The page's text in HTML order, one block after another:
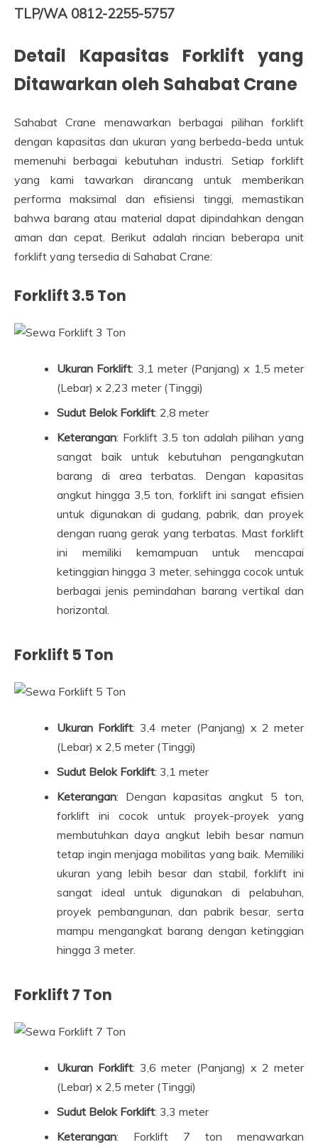
TLP/WA 0812-2255-5757
Detail Kapasitas Forklift yang
Ditawarkan oleh Sahabat Crane
Sahabat Crane menawarkan berbagai pilihan forklift
dengan kapasitas dan ukuran yang berbeda-beda untuk
memenuhi berbagai kebutuhan industri. Setiap forklift
yang kami tawarkan dirancang untuk memberikan
performa maksimal dan efisiensi tinggi, memastikan
bahwa barang atau material dapat dipindahkan dengan
aman dan cepat. Berikut adalah rincian beberapa unit
forklift yang tersedia di Sahabat Crane:
Forklift 3.5 Ton
Ukuran Forklift: 3,1 meter (Panjang) x 1,5 meter
(Lebar) x 2,23 meter (Tinggi)
Sudut Belok Forklift: 2,8 meter
Keterangan: Forklift 3.5 ton adalah pilihan yang
sangat baik untuk kebutuhan pengangkutan
barang di area terbatas. Dengan kapasitas
angkut hingga 3,5 ton, forklift ini sangat efisien
untuk digunakan di gudang, pabrik, dan proyek
dengan ruang gerak yang terbatas. Mast forklift
ini memiliki kemampuan untuk mencapai
ketinggian hingga 3 meter, sehingga cocok untuk
berbagai jenis pemindahan barang vertikal dan
horizontal.
Forklift 5 Ton
Ukuran Forklift: 3,4 meter (Panjang) x 2 meter
(Lebar) x 2,5 meter (Tinggi)
Sudut Belok Forklift: 3,1 meter
Keterangan: Dengan kapasitas angkut 5 ton,
forklift ini cocok untuk proyek-proyek yang
membutuhkan daya angkut lebih besar namun
tetap ingin menjaga mobilitas yang baik. Memiliki
ukuran yang lebih besar dan stabil, forklift ini
sangat ideal untuk digunakan di pelabuhan,
proyek pembangunan, dan pabrik besar, serta
mampu mengangkat barang dengan ketinggian
hingga 3 meter.
Forklift 7 Ton
Ukuran Forklift: 3,6 meter (Panjang) x 2 meter
(Lebar) x 2,5 meter (Tinggi)
Sudut Belok Forklift: 3,3 meter
Keterangan: Forklift 7 ton menawarkan